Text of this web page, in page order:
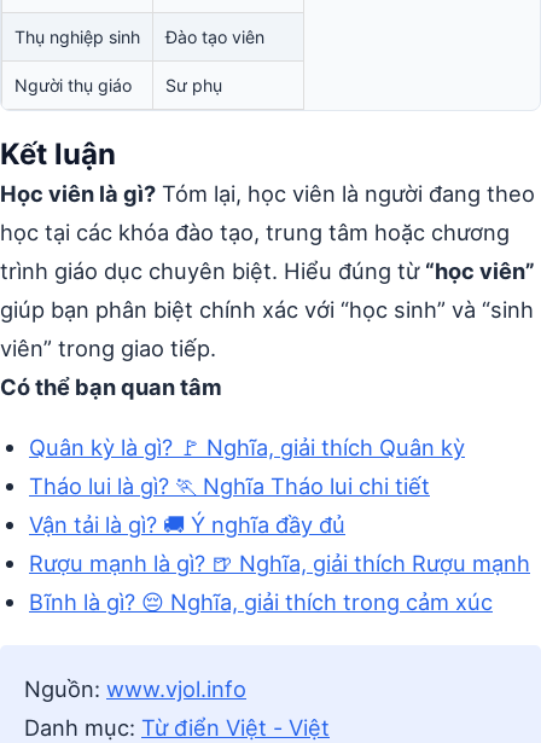
Thụ nghiệp sinh Đào tạo viên
Người thụ giáo Sư phụ
Kết luận
Học viên là gì? Tóm lại, học viên là người đang theo
học tại các khóa đào tạo, trung tâm hoặc chương
trình giáo dục chuyên biệt. Hiểu đúng từ “học viên”
giúp bạn phân biệt chính xác với “học sinh” và “sinh
viên” trong giao tiếp.
Có thể bạn quan tâm
Quân kỳ là gì? 🚩 Nghĩa, giải thích Quân kỳ
Tháo lui là gì? 🏃 Nghĩa Tháo lui chi tiết
Vận tải là gì? 🚚 Ý nghĩa đầy đủ
Rượu mạnh là gì? 🍺 Nghĩa, giải thích Rượu mạnh
Bĩnh là gì? 😔 Nghĩa, giải thích trong cảm xúc
Nguồn: www.vjol.info
Danh mục: Từ điển Việt - Việt